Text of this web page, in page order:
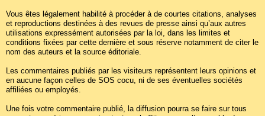
Vous êtes légalement habilité à procéder à de courtes citations, analyses
et reproductions destinées à des revues de presse ainsi qu’aux autres
utilisations expressément autorisées par la loi, dans les limites et
conditions fixées par cette dernière et sous réserve notamment de citer le
nom des auteurs et la source éditoriale.
Les commentaires publiés par les visiteurs représentent leurs opinions et
en aucune façon celles de SOS cocu, ni de ses éventuelles sociétés
affiliées ou employés.
Une fois votre commentaire publié, la diffusion pourra se faire sur tous